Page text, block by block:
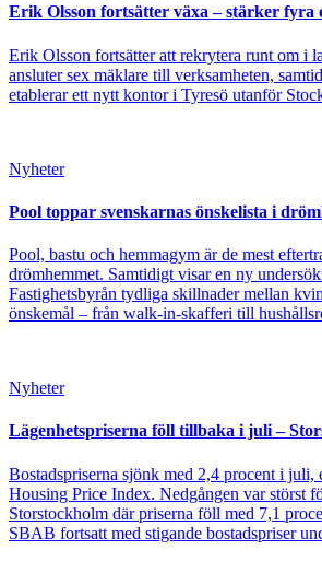
Erik Olsson fortsätter växa – stärker fyra
Erik Olsson fortsätter att rekrytera runt om i
ansluter sex mäklare till verksamheten,
etablerar ett nytt kontor i Tyresö utanför
Nyheter
Pool toppar svenskarnas önskelista i
Pool, bastu och hemmagym är de mest
drömhemmet. Samtidigt visar en ny
Fastighetsbyrån tydliga skillnader mellan
önskemål – från walk-in-skafferi till
Nyheter
Lägenhetspriserna föll tillbaka i juli –
Bostadspriserna sjönk med 2,4 procent i
Housing Price Index. Nedgången var störst
Storstockholm där priserna föll med 7,1
SBAB fortsatt med stigande bostadspriser